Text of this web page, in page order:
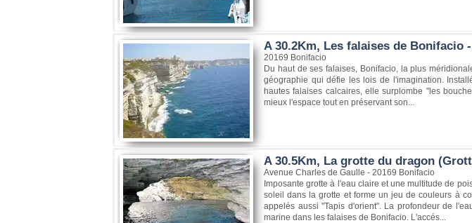
A 30.2Km, Les falaises de Bonifacio
20169 Bonifacio
Du haut de ses falaises, Bonifacio, la plus
géographie qui défie les lois de l'imagination.
hautes falaises calcaires, elle surplombe "les
mieux l'espace tout en préservant son...
A 30.5Km, La grotte du dragon
Avenue Charles de Gaulle - 20169 Bonifacio
Imposante grotte à l'eau claire et une multitude de
soleil dans la grotte et forme un jeu de couleurs à
appelés aussi "Tapis d'orient". La profondeur de
marine dans les falaises de Bonifacio. L'accés...